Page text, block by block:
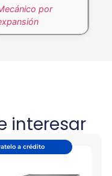
por
interesar
a crédito